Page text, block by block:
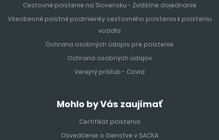
Cestovné poistenie na Slovensku - Zvláštne dojednanie
Všeobecné poistné podmienky cestovného poistenia k poisteniu
vozidla
Ochrana osobných údajov pre poistenie
Ochrana osobných údajov
Verejný prísľub - Covid
Mohlo by Vás zaujímať
Certifikát poistenia
Osvedčenie o členstve v SACKA